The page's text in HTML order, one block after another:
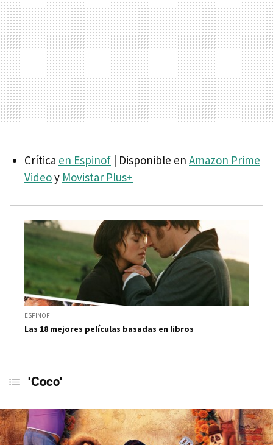
Crítica en Espinof | Disponible en Amazon Prime
Videoy Movistar Plus+
ESPINOF
Las 18 mejores películas basadas en libros
'Coco'